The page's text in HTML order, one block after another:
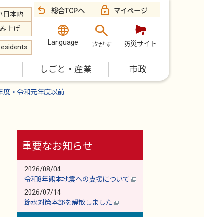
日本語
上げ
総合TOPへ マイページ
Language さがす 防災サイト
しごと・産業 市政
度・令和元年度以前
重要なお知らせ
2026/08/04
令和8年熊本地震への支援について
2026/07/14
節水対策本部を解散しました